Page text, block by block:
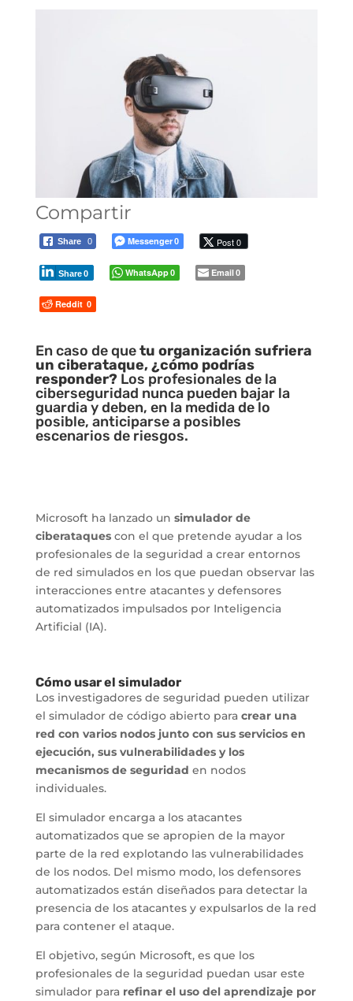
Compartir
Share 0 Messenger0 Post 0
Share0 WhatsApp0 Email0
Reddit 0
En caso de quetu organización sufriera
un ciberataque, ¿cómo podrías
responder?Los profesionales de la
ciberseguridad nunca pueden bajar la
guardia y deben, en la medida de lo
posible, anticiparse a posibles
escenarios de riesgos.
Microsoft ha lanzado un simulador de
ciberataquescon el que pretende ayudar a los
profesionales de la seguridad a crear entornos
de red simulados en los que puedan observar las
interacciones entre atacantes y defensores
automatizados impulsados ​​por Inteligencia
Artificial (IA).
Cómo usar el simulador
Los investigadores de seguridad pueden utilizar
el simulador de código abierto para crear una
red con varios nodos junto con sus servicios en
ejecución, sus vulnerabilidades y los
mecanismos de seguridad en nodos
individuales.
El simulador encarga a los atacantes
automatizados que se apropien de la mayor
parte de la red explotando las vulnerabilidades
de los nodos. Del mismo modo, los defensores
automatizados están diseñados para detectar la
presencia de los atacantes y expulsarlos de la red
para contener el ataque.
El objetivo, según Microsoft, es que los
profesionales de la seguridad puedan usar este
simulador pararefinar el uso del aprendizaje por